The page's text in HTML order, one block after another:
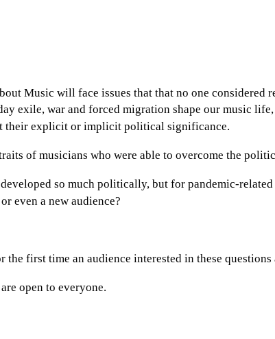
Music will face issues that that no one
exile, war and forced migration shape our music
their explicit or implicit political significance.
of musicians who were able to overcome the
so much politically, but for pandemic-
even a new audience?
first time an audience interested in these
open to everyone.